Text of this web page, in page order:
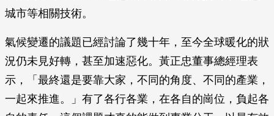
城市等相關技術。
氣候變遷的議題已經討論了幾十年，至今全球暖化的狀
況仍未見好轉，甚至加速惡化。黃正忠董事總經理表
示，「最終還是要靠大家，不同的角度、不同的產業，
一起來推進。」有了各行各業，在各自的崗位，負起各